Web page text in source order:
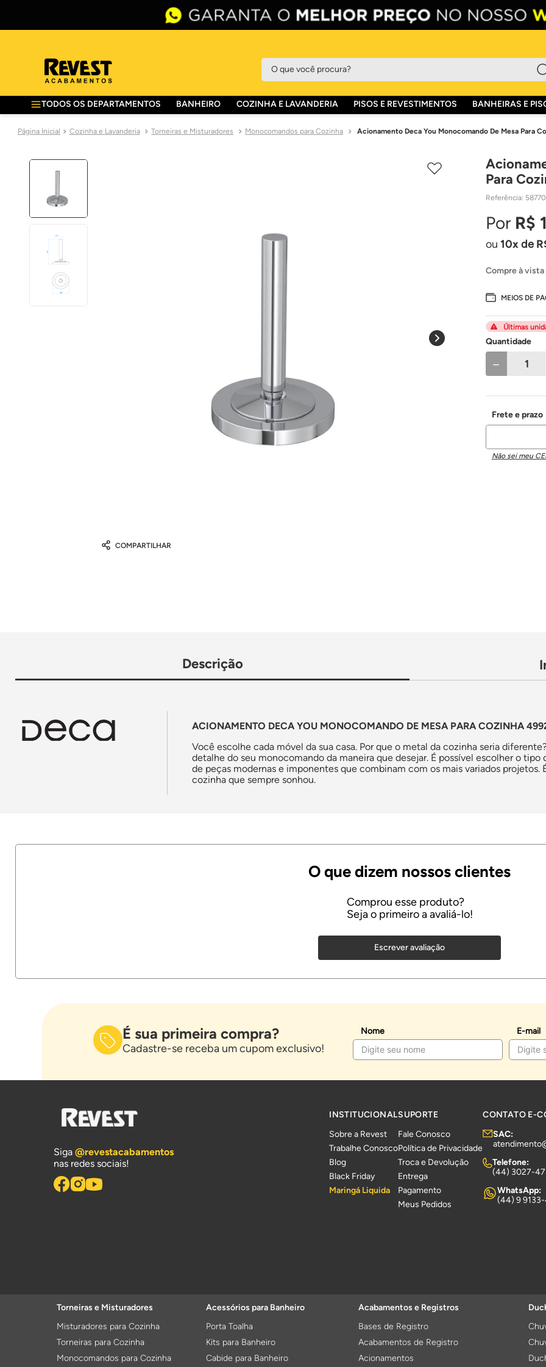
O que você procura?
TODOS OS DEPARTAMENTOS BANHEIRO COZINHA E LAVANDERIA PISOS E REVESTIMENTOS BANHEIRAS E
Cozinha e Lavanderia Torneiras e Misturadores Monocomandos para Cozinha Acionamento Deca You Monocomando De Mesa Para
COMPARTILHAR
Para
Referência: 58770
R$ 1
10 de
Compre à vista
MEIOS DE
Últimas
Quantidade
－
Não sei meu
Descrição
ACIONAMENTO DECA YOU MONOCOMANDO DE MESA PARA COZINHA
Você escolhe cada móvel da sua casa. Por que o metal da cozinha seria
detalhe do seu monocomando da maneira que desejar. É possível escolher o
de peças modernas e imponentes que combinam com os mais variados projetos.
cozinha que sempre sonhou.
Escrever avaliação
É sua primeira compra?
Cadastre-se receba um cupom exclusivo!
Nome
E-mail
Siga @revestacabamentos
nas redes sociais!
INSTITUCIONAL
Sobre a Revest
Trabalhe Conosco
Blog
Black Friday
Maringá Liquida
SUPORTE
Fale Conosco
Política de Privacidade
Troca e Devolução
Entrega
Pagamento
Meus Pedidos
CONTATO E-
SAC:
Telefone:
(44) 3027-
WhatsApp:
(44) 9
Torneiras e Misturadores
Misturadores para Cozinha
Torneiras para Cozinha
Monocomandos para Cozinha
Acessórios para Banheiro
Porta Toalha
Kits para Banheiro
Cabide para Banheiro
Acabamentos e Registros
Bases de Registro
Acabamentos de Registro
Acionamentos